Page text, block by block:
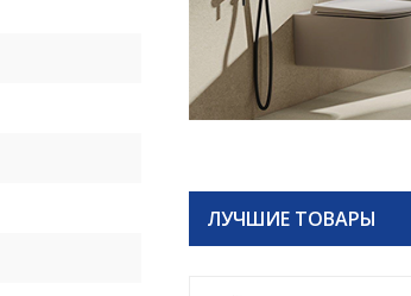
ЛУЧШИЕ ТОВАРЫ